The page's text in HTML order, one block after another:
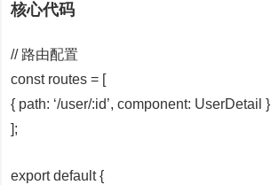
核心代码
// 路由配置
const routes = [
{ path: ‘/user/:id’, component: UserDetail }
];
export default {